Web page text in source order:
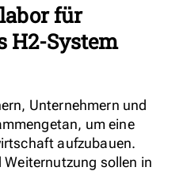
für
H2-System
Unternehmern und
um eine
aufzubauen.
sollen in